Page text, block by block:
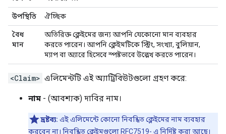
উপস্থিতি ঐচ্ছিক
বৈধ
মান
অতিরিক্ত ক্লেইমের জন্য আপনি যেকোনো মান ব্যবহার
করতে পারেন। আপনি ক্লেইমটিকে স্ট্রিং, সংখ্যা, বুলিয়ান,
ম্যাপ বা অ্যারে হিসেবে স্পষ্টভাবে উল্লেখ করতে পারেন।
<Claim> এলিমেন্টটি এই অ্যাট্রিবিউটগুলো গ্রহণ করে:
নাম - (আবশ্যক) দাবির নাম।
দ্রষ্টব্য: এই এলিমেন্টে কোনো নিবন্ধিত ক্লেইমের নাম ব্যবহার
করবেন না। নিবন্ধিত ক্লেইমগুলো RFC7519- এ নির্দিষ্ট করা আছে।